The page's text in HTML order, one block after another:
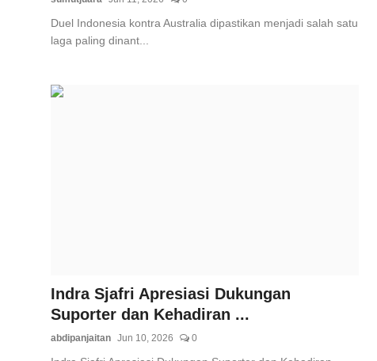
Duel Indonesia kontra Australia dipastikan menjadi salah satu
laga paling dinant...
Indra Sjafri Apresiasi Dukungan
Suporter dan Kehadiran ...
abdipanjaitan Jun 10, 2026 0